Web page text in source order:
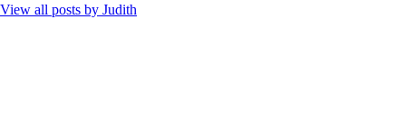
View all posts by Judith